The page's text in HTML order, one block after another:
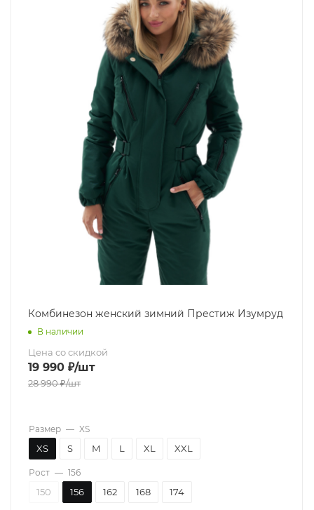
Комбинезон женский зимний Престиж Изумруд
В наличии
Цена со скидкой
19 990 ₽/шт
28 990₽/шт
Размер — XS
XS S M L XL XXL
Рост — 156
150 156 162 168 174